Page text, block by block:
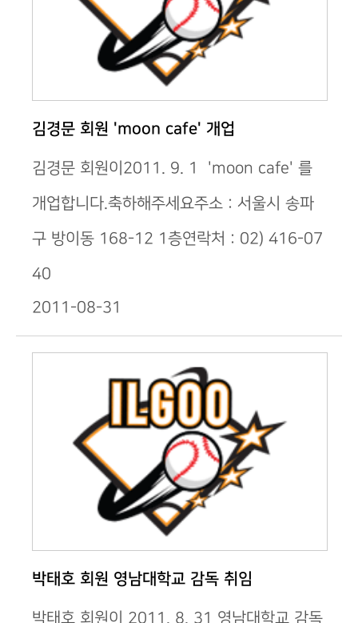
김경문 회원 'moon cafe' 개업
김경문 회원이2011. 9. 1 'moon cafe' 를
개업합니다.축하해주세요주소 : 서울시 송파
구 방이동 168-12 1층연락처 : 02) 416-07
40
2011-08-31
박태호 회원 영남대학교 감독 취임
박태호 회원이 2011. 8. 31 영남대학교 감독